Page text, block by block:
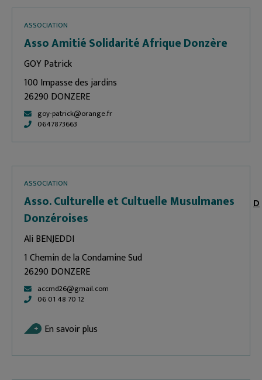
D
ASSOCIATION
Asso Amitié Solidarité Afrique Donzère
GOY Patrick
100 Impasse des jardins
26290 DONZERE
goy-patrick@orange.fr
0647873663
ASSOCIATION
Asso. Culturelle et Cultuelle Musulmanes
Donzéroises
Ali BENJEDDI
1 Chemin de la Condamine Sud
26290 DONZERE
accmd26@gmail.com
06 01 48 70 12
En savoir plus